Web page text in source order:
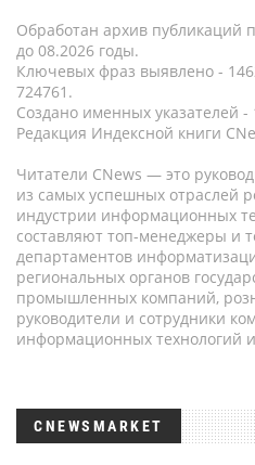
Обработан архив публикаций
до 08.2026 годы.
Ключевых фраз выявлено -
724761.
Создано именных указателей -
Редакция Индексной книги
Читатели CNews — это
из самых успешных отраслей
индустрии информационных
составляют топ-менеджеры и
департаментов
региональных органов
промышленных компаний,
руководители и сотрудники
информационных технологий и
CNEWSMARKET